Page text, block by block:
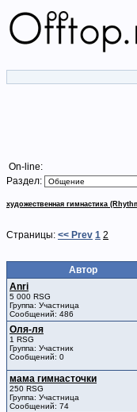
On-line:
Раздел:
художественная гимнастика
Страницы: << Prev 1 2
Автор
Anri
5 000 RSG
Группа: Участница
Сообщений: 486
Оля-ля
1 RSG
Группа: Участник
Сообщений: 0
мама гимнасточки
250 RSG
Группа: Участница
Сообщений: 74